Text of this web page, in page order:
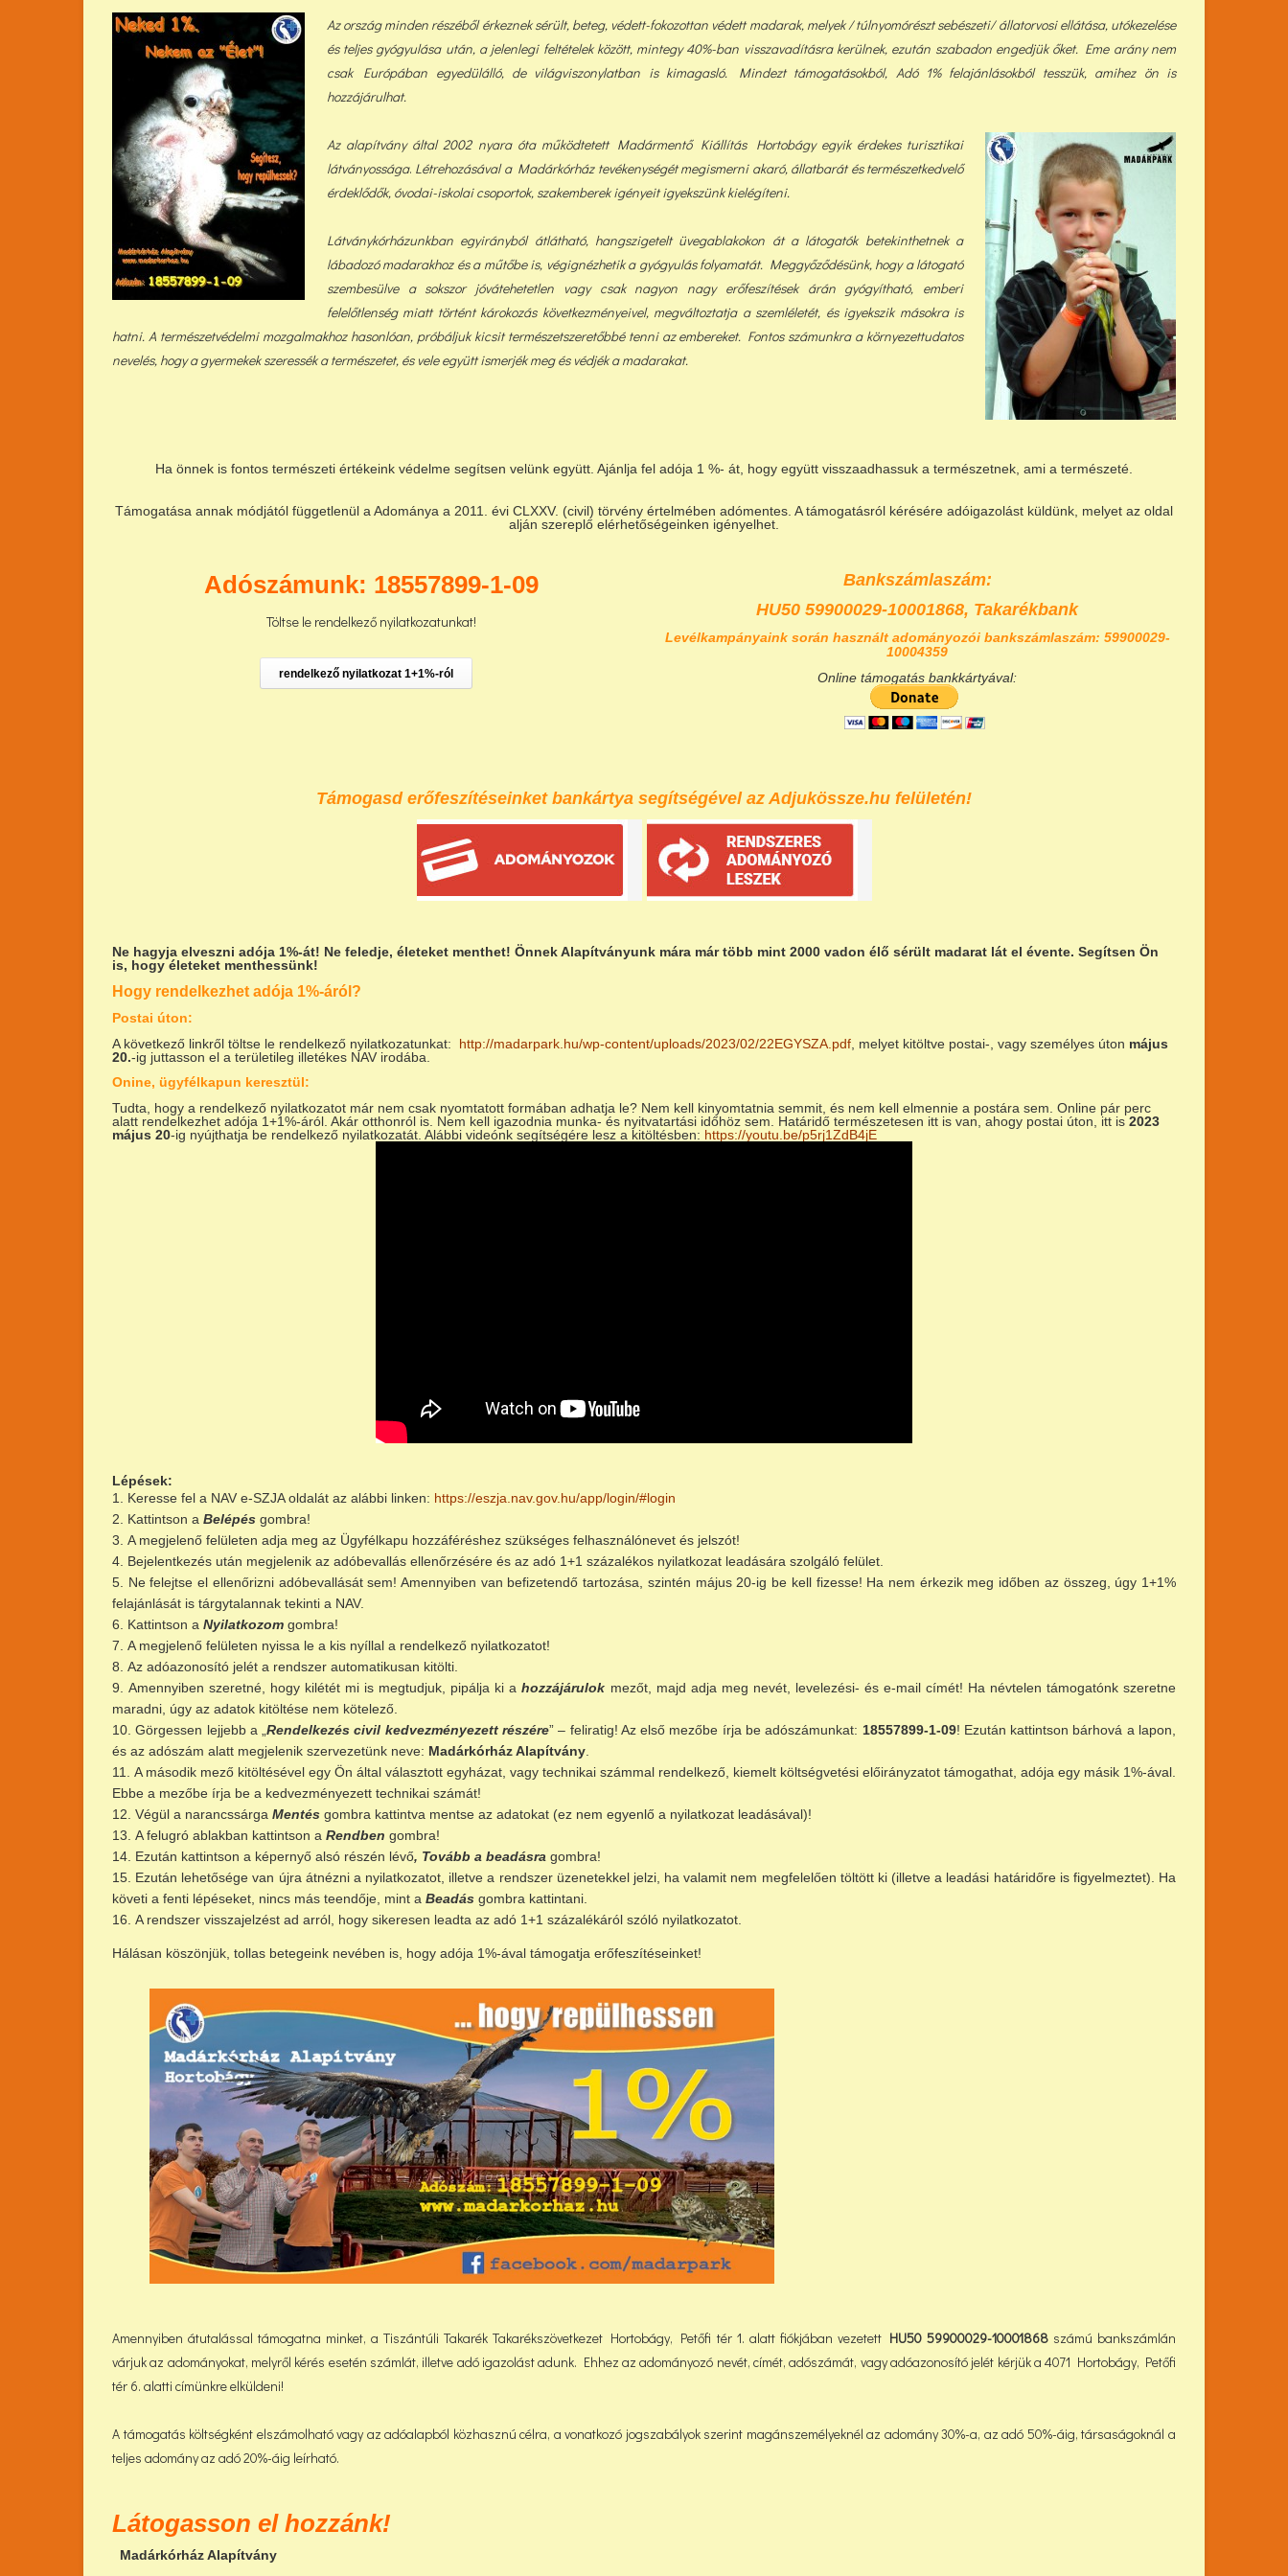
Az ország minden részéből érkeznek sérült, beteg, védett-fokozottan védett madarak, melyek / túlnyomórészt sebészeti/ állatorvosi ellátása, utókezelése
és teljes gyógyulása után, a jelenlegi feltételek között, mintegy 40%-ban visszavadításra kerülnek, ezután szabadon engedjük őket. Eme arány nem
csak Európában egyedülálló, de világviszonylatban is kimagasló. Mindezt támogatásokból, Adó 1% felajánlásokból tesszük, amihez ön is
hozzájárulhat.
Az alapítvány által 2002 nyara óta működtetett Madármentő Kiállítás Hortobágy egyik érdekes turisztikai
látványossága. Létrehozásával a Madárkórház tevékenységét megismerni akaró, állatbarát és természetkedvelő
érdeklődők, óvodai-iskolai csoportok, szakemberek igényeit igyekszünk kielégíteni.
Látványkórházunkban egyirányból átlátható, hangszigetelt üvegablakokon át a látogatók betekinthetnek a
lábadozó madarakhoz és a műtőbe is, végignézhetik a gyógyulás folyamatát. Meggyőződésünk, hogy a látogató
szembesülve a sokszor jóvátehetetlen vagy csak nagyon nagy erőfeszítések árán gyógyítható, emberi
felelőtlenség miatt történt károkozás következményeivel, megváltoztatja a szemléletét, és igyekszik másokra is
hatni. A természetvédelmi mozgalmakhoz hasonlóan, próbáljuk kicsit természetszeretőbbé tenni az embereket. Fontos számunkra a környezettudatos
nevelés, hogy a gyermekek szeressék a természetet, és vele együtt ismerjék meg és védjék a madarakat.
Ha önnek is fontos természeti értékeink védelme segítsen velünk együtt. Ajánlja fel adója 1 %- át, hogy együtt visszaadhassuk a természetnek, ami a természeté.
Támogatása annak módjától függetlenül a Adománya a 2011. évi CLXXV. (civil) törvény értelmében adómentes. A támogatásról kérésére adóigazolást küldünk, melyet az oldal
alján szereplő elérhetőségeinken igényelhet.
Adószámunk: 18557899-1-09
Töltse le rendelkező nyilatkozatunkat!
rendelkező nyilatkozat 1+1%-ról
Bankszámlaszám:
HU50 59900029-10001868, Takarékbank
Levélkampányaink során használt adományozói bankszámlaszám: 59900029-
10004359
Online támogatás bankkártyával:
Támogasd erőfeszítéseinket bankártya segítségével az Adjukössze.hu felületén!
Ne hagyja elveszni adója 1%-át! Ne feledje, életeket menthet! Önnek Alapítványunk mára már több mint 2000 vadon élő sérült madarat lát el évente. Segítsen Ön
is, hogy életeket menthessünk!
Hogy rendelkezhet adója 1%-áról?
Postai úton:
A következő linkről töltse le rendelkező nyilatkozatunkat: http://madarpark.hu/wp-content/uploads/2023/02/22EGYSZA.pdf, melyet kitöltve postai-, vagy személyes úton május
20.-ig juttasson el a területileg illetékes NAV irodába.
Onine, ügyfélkapun keresztül:
Tudta, hogy a rendelkező nyilatkozatot már nem csak nyomtatott formában adhatja le? Nem kell kinyomtatnia semmit, és nem kell elmennie a postára sem. Online pár perc
alatt rendelkezhet adója 1+1%-áról. Akár otthonról is. Nem kell igazodnia munka- és nyitvatartási időhöz sem. Határidő természetesen itt is van, ahogy postai úton, itt is 2023
május 20-ig nyújthatja be rendelkező nyilatkozatát. Alábbi videónk segítségére lesz a kitöltésben: https://youtu.be/p5rj1ZdB4jE
Lépések:
Keresse fel a NAV e-SZJA oldalát az alábbi linken: https://eszja.nav.gov.hu/app/login/#login
Kattintson a Belépés gombra!
A megjelenő felületen adja meg az Ügyfélkapu hozzáféréshez szükséges felhasználónevet és jelszót!
Bejelentkezés után megjelenik az adóbevallás ellenőrzésére és az adó 1+1 százalékos nyilatkozat leadására szolgáló felület.
Ne felejtse el ellenőrizni adóbevallását sem! Amennyiben van befizetendő tartozása, szintén május 20-ig be kell fizesse! Ha nem érkezik meg időben az összeg, úgy 1+1%
felajánlását is tárgytalannak tekinti a NAV.
Kattintson a Nyilatkozom gombra!
A megjelenő felületen nyissa le a kis nyíllal a rendelkező nyilatkozatot!
Az adóazonosító jelét a rendszer automatikusan kitölti.
Amennyiben szeretné, hogy kilétét mi is megtudjuk, pipálja ki ahozzájárulok mezőt, majd adja meg nevét, levelezési- és e-mail címét! Ha névtelen támogatónk szeretne
maradni, úgy az adatok kitöltése nem kötelező.
Görgessen lejjebb a „Rendelkezés civil kedvezményezett részére” – feliratig! Az első mezőbe írja be adószámunkat: 18557899-1-09! Ezután kattintson bárhová a lapon,
és az adószám alatt megjelenik szervezetünk neve: Madárkórház Alapítvány.
A második mező kitöltésével egy Ön által választott egyházat, vagy technikai számmal rendelkező, kiemelt költségvetési előirányzatot támogathat, adója egy másik 1%-ával.
Ebbe a mezőbe írja be a kedvezményezett technikai számát!
Végül a narancssárga Mentés gombra kattintva mentse az adatokat (ez nem egyenlő a nyilatkozat leadásával)!
A felugró ablakban kattintson a Rendben gombra!
Ezután kattintson a képernyő alsó részén lévő, Tovább a beadásra gombra!
Ezután lehetősége van újra átnézni a nyilatkozatot, illetve a rendszer üzenetekkel jelzi, ha valamit nem megfelelően töltött ki (illetve a leadási határidőre is figyelmeztet). Ha
követi a fenti lépéseket, nincs más teendője, mint a Beadás gombra kattintani.
A rendszer visszajelzést ad arról, hogy sikeresen leadta az adó 1+1 százalékáról szóló nyilatkozatot.
Hálásan köszönjük, tollas betegeink nevében is, hogy adója 1%-ával támogatja erőfeszítéseinket!
Amennyiben átutalással támogatna minket, a Tiszántúli Takarék Takarékszövetkezet Hortobágy, Petőfi tér 1. alatt fiókjában vezetettHU50 59900029-10001868számú bankszámlán
várjuk az adományokat, melyről kérés esetén számlát, illetve adó igazolást adunk. Ehhez az adományozó nevét, címét, adószámát, vagy adóazonosító jelét kérjük a 4071 Hortobágy, Petőfi
tér 6. alatti címünkre elküldeni!
A támogatás költségként elszámolható vagy az adóalapból közhasznú célra, a vonatkozó jogszabályok szerint magánszemélyeknél az adomány 30%-a, az adó 50%-áig, társaságoknál a
teljes adomány az adó 20%-áig leírható.
Látogasson el hozzánk!
Madárkórház Alapítvány